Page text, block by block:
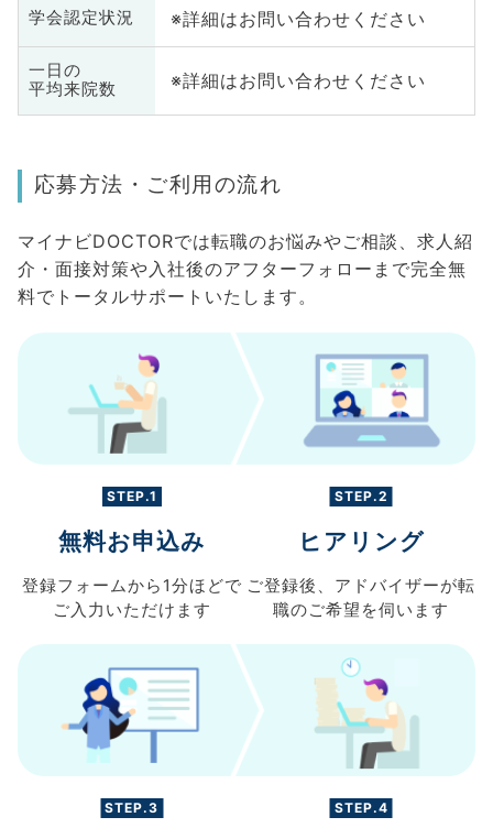
学会認定状況 ※詳細はお問い合わせください
一日の
平均来院数
※詳細はお問い合わせください
応募方法・ご利用の流れ
マイナビDOCTORでは転職のお悩みやご相談、求人紹
介・面接対策や入社後のアフターフォローまで完全無
料でトータルサポートいたします。
STEP.1
無料お申込み
登録フォームから 1分ほどで
ご入力 いただけます
STEP.2
ヒアリング
ご登録後、 アドバイザーが転
職のご希望を伺います
STEP.3 STEP.4